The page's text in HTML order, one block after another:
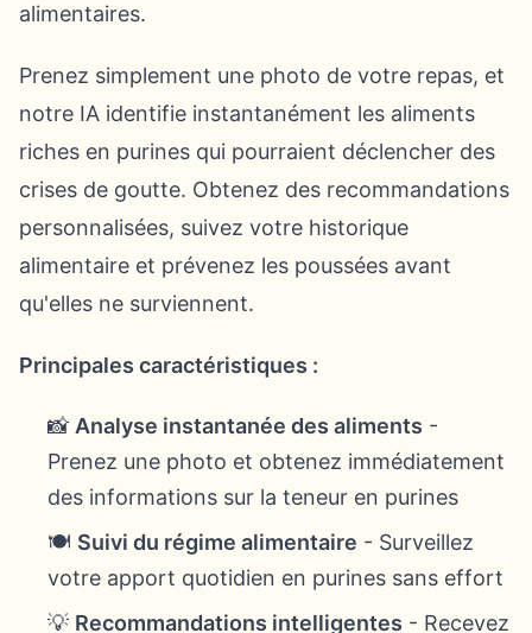
alimentaires.
Prenez simplement une photo de votre repas, et
notre IA identifie instantanément les aliments
riches en purines qui pourraient déclencher des
crises de goutte. Obtenez des recommandations
personnalisées, suivez votre historique
alimentaire et prévenez les poussées avant
qu'elles ne surviennent.
Principales caractéristiques :
📸 Analyse instantanée des aliments -
Prenez une photo et obtenez immédiatement
des informations sur la teneur en purines
🍽️ Suivi du régime alimentaire - Surveillez
votre apport quotidien en purines sans effort
💡 Recommandations intelligentes - Recevez